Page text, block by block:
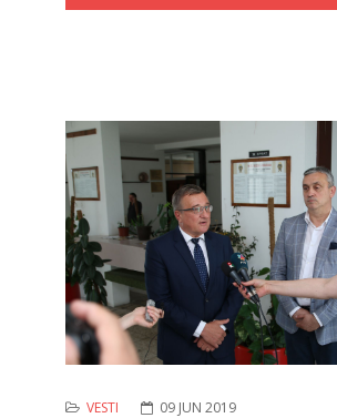
VESTI 09 JUN 2019